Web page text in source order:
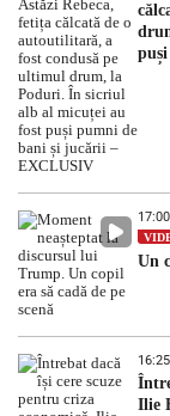
17:00
Un
16:25
Ilie